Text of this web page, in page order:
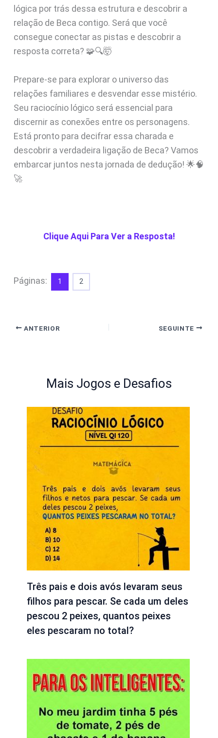
lógica por trás dessa estrutura e descobrir a
relação de Beca contigo. Será que você
consegue conectar as pistas e descobrir a
resposta correta? 🧩🔍🤯
Prepare-se para explorar o universo das
relações familiares e desvendar esse mistério.
Seu raciocínio lógico será essencial para
discernir as conexões entre os personagens.
Está pronto para decifrar essa charada e
descobrir a verdadeira ligação de Beca? Vamos
embarcar juntos nesta jornada de dedução! 🌟🧠
🚀
Clique Aqui Para Ver a Resposta!
Páginas: 1 2
ANTERIOR SEGUINTE
Mais Jogos e Desafios
Três pais e dois avós levaram seus
filhos para pescar. Se cada um deles
pescou 2 peixes, quantos peixes
eles pescaram no total?